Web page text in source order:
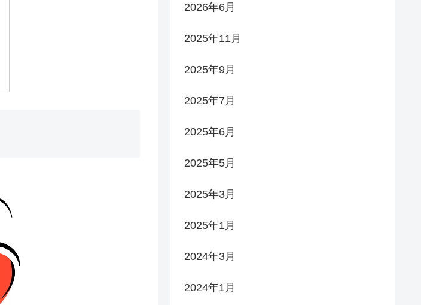
2026年6月
2025年11月
2025年9月
2025年7月
2025年6月
2025年5月
2025年3月
2025年1月
2024年3月
2024年1月